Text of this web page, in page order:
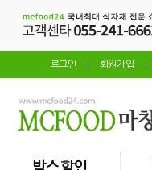
로그인 회원가입